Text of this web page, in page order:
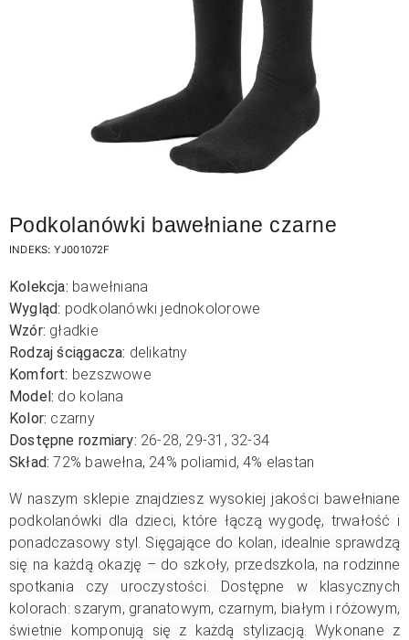
Podkolanówki bawełniane czarne
INDEKS: YJ001072F
Kolekcja: bawełniana
Wygląd: podkolanówki jednokolorowe
Wzór: gładkie
Rodzaj ściągacza: delikatny
Komfort: bezszwowe
Model: do kolana
Kolor: czarny
Dostępne rozmiary: 26-28, 29-31, 32-34
Skład: 72% bawełna, 24% poliamid, 4% elastan
W naszym sklepie znajdziesz wysokiej jakości bawełniane
podkolanówki dla dzieci, które łączą wygodę, trwałość i
ponadczasowy styl. Sięgające do kolan, idealnie sprawdzą
się na każdą okazję – do szkoły, przedszkola, na rodzinne
spotkania czy uroczystości. Dostępne w klasycznych
kolorach: szarym, granatowym, czarnym, białym i różowym,
świetnie komponują się z każdą stylizacją. Wykonane z